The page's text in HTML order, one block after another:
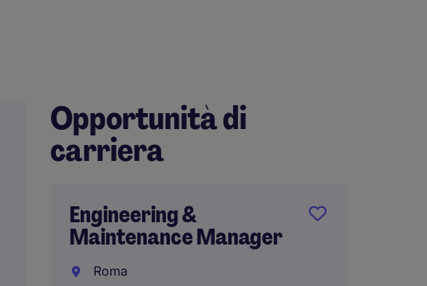
Opportunità di
carriera
Engineering &
Maintenance Manager
Roma